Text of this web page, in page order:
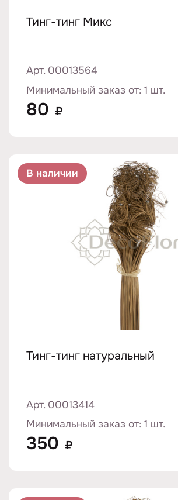
Тинг-тинг Микс
Арт. 00013564
Минимальный заказ от: 1 шт.
80 ₽
В наличии
Тинг-тинг натуральный
Арт. 00013414
Минимальный заказ от: 1 шт.
350 ₽